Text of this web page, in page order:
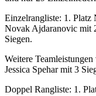
Einzelrangliste: 1.
Novak Ajdaranovic mit
Siegen.
Weitere
Jessica Spehar mit 3
Doppel Rangliste: 1.